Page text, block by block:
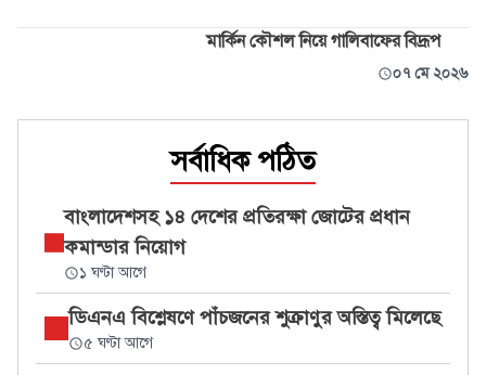
মার্কিন কৌশল নিয়ে গালিবাফের বিদ্রূপ
০৭ মে ২০২৬
সর্বাধিক পঠিত
বাংলাদেশসহ ১৪ দেশের প্রতিরক্ষা জোটের প্রধান
কমান্ডার নিয়োগ
১ ঘণ্টা আগে
ডিএনএ বিশ্লেষণে পাঁচজনের শুক্রাণুর অস্তিত্ব মিলেছে
৫ ঘণ্টা আগে